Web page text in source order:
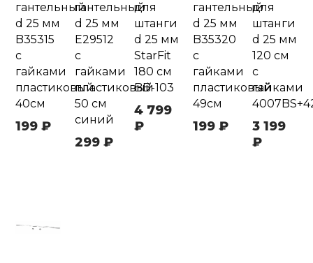
гантельный
d 25 мм
B35315
с
гайками
пластиковый
40см
199 ₽
гантельный
d 25 мм
E29512
с
гайками
пластиковый
50 см
синий
299 ₽
для
штанги
d 25 мм
StarFit
180 см
BB-103
4 799
₽
гантельный
d 25 мм
B35320
с
гайками
пластиковый
49см
199 ₽
для
штанги
d 25 мм
120 см
с
гайками
3 199
₽